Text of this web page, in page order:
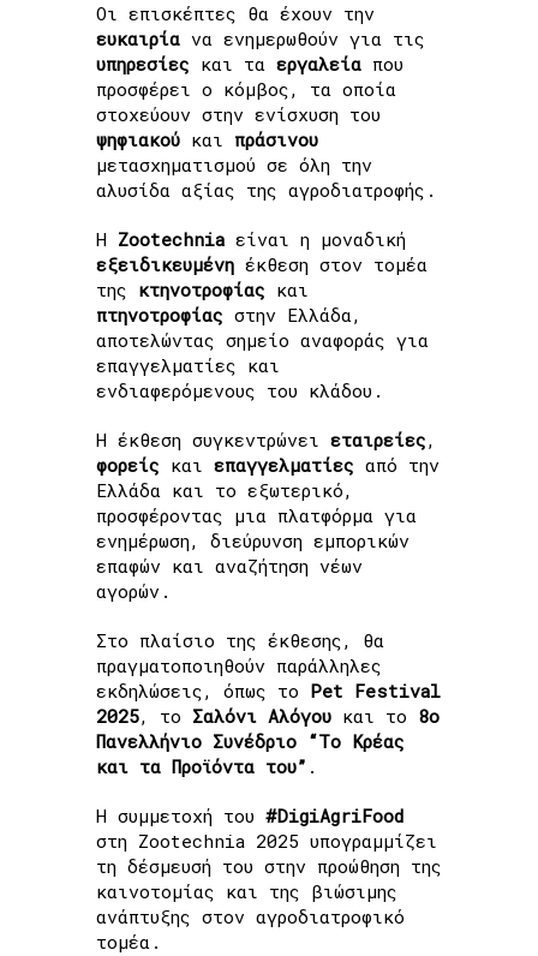
Οι επισκέπτες θα έχουν την
ευκαιρία να ενημερωθούν για τις
υπηρεσίες και τα εργαλεία που
προσφέρει ο κόμβος, τα οποία
στοχεύουν στην ενίσχυση του
ψηφιακού και πράσινου
μετασχηματισμού σε όλη την
αλυσίδα αξίας της αγροδιατροφής.
Η Zootechnia είναι η μοναδική
εξειδικευμένη έκθεση στον τομέα
της κτηνοτροφίας και
πτηνοτροφίας στην Ελλάδα,
αποτελώντας σημείο αναφοράς για
επαγγελματίες και
ενδιαφερόμενους του κλάδου.
Η έκθεση συγκεντρώνει εταιρείες,
φορείς και επαγγελματίες από την
Ελλάδα και το εξωτερικό,
προσφέροντας μια πλατφόρμα για
ενημέρωση, διεύρυνση εμπορικών
επαφών και αναζήτηση νέων
αγορών.
Στο πλαίσιο της έκθεσης, θα
πραγματοποιηθούν παράλληλες
εκδηλώσεις, όπως το Pet Festival
2025, το Σαλόνι Αλόγου και το 8ο
Πανελλήνιο Συνέδριο “Το Κρέας
και τα Προϊόντα του” .
Η συμμετοχή του #DigiAgriFood
στη Zootechnia 2025 υπογραμμίζει
τη δέσμευσή του στην προώθηση της
καινοτομίας και της βιώσιμης
ανάπτυξης στον αγροδιατροφικό
τομέα.